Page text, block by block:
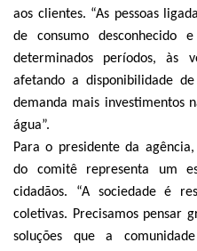
aos clientes. “As pessoas
de consumo desconhecido
determinados períodos, às
afetando a disponibilidade
demanda mais investimentos
água”.
Para o presidente da
do comitê representa um
cidadãos. “A sociedade é
coletivas. Precisamos pensar
soluções que a